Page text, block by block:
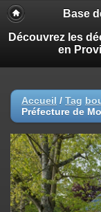
Base
Découvrez les
en
Accueil / Tag
Préfecture de